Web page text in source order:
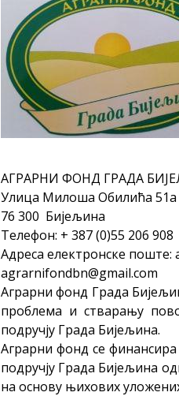
Захтјев за
Обавјештење о
Обавјештење за
АГРАРНИ ФОНД ГРАДА
Улица Милоша Обилића 51а
76 300 Бијељина
Телефон: + 387 (0)55 206 908
Адреса електронске поште:
agrarnifondbn@gmail.com
Аграрни фонд Града
проблема и стварању
подручју Града Бијељина.
Аграрни фонд се
подручју Града Бијељина
на основу њихових